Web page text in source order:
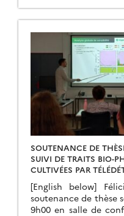
milieux arctiques
Juliette a réalisé sa […]
SOUTENANCE DE
SUIVI DE TRAITS BIO-
CULTIVÉES PAR
[English below]
soutenance de thèse
9h00 en salle de